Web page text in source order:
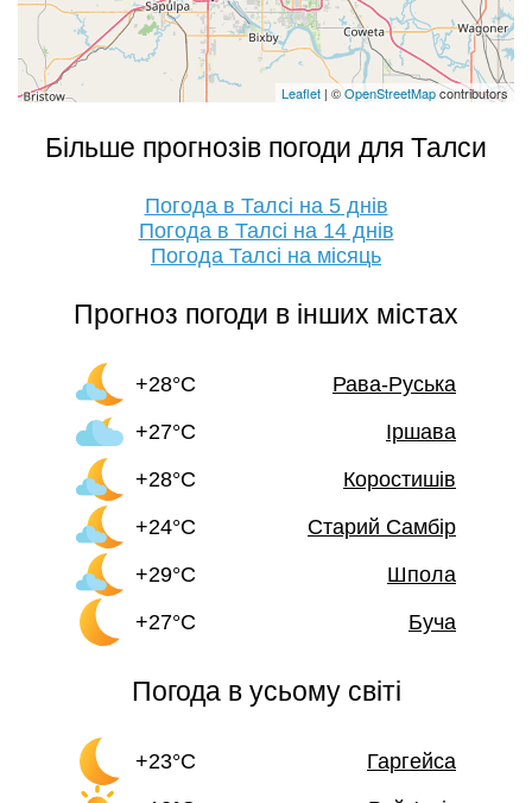
Leaflet | ©OpenStreetMapcontributors
Більше прогнозів погоди для Талси
Погода в Талсі на 5 днів
Погода в Талсі на 14 днів
Погода Талсі на місяць
Прогноз погоди в інших містах
+28°C
Рава-Руська
+27°C
Іршава
+28°C
Коростишів
+24°C
Старий Самбір
+29°C
Шпола
+27°C
Буча
Погода в усьому світі
+23°C
Гаргейса